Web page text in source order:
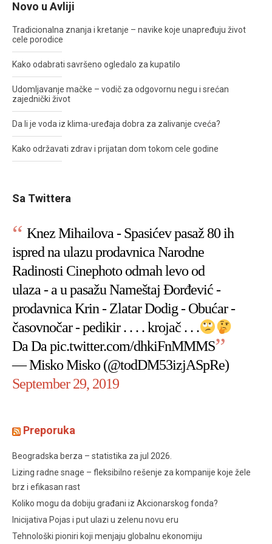
Novo u Avliji
Tradicionalna znanja i kretanje – navike koje unapređuju život
cele porodice
Kako odabrati savršeno ogledalo za kupatilo
Udomljavanje mačke – vodič za odgovornu negu i srećan
zajednički život
Da li je voda iz klima-uređaja dobra za zalivanje cveća?
Kako održavati zdrav i prijatan dom tokom cele godine
Sa Twittera
Knez Mihailova - Spasićev pasaž 80 ih
ispred na ulazu prodavnica Narodne
Radinosti Cinephoto odmah levo od
ulaza - a u pasažu Nameštaj Đorđević -
prodavnica Krin - Zlatar Dodig - Obućar -
časovnočar - pedikir . . . . krojač . . .
Da Dapic.twitter.com/dhkiFnMMMS
— Misko Misko (@todDM53izjASpRe)
September 29, 2019
Preporuka
Beogradska berza – statistika za jul 2026.
Lizing radne snage – fleksibilno rešenje za kompanije koje žele
brz i efikasan rast
Koliko mogu da dobiju građani iz Akcionarskog fonda?
Inicijativa Pojas i put ulazi u zelenu novu eru
Tehnološki pioniri koji menjaju globalnu ekonomiju